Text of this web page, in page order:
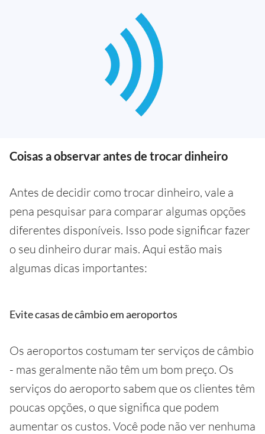
Coisas a observar antes de trocar dinheiro
Antes de decidir como trocar dinheiro, vale a
pena pesquisar para comparar algumas opções
diferentes disponíveis. Isso pode significar fazer
o seu dinheiro durar mais. Aqui estão mais
algumas dicas importantes:
Evite casas de câmbio em aeroportos
Os aeroportos costumam ter serviços de câmbio
- mas geralmente não têm um bom preço. Os
serviços do aeroporto sabem que os clientes têm
poucas opções, o que significa que podem
aumentar os custos. Você pode não ver nenhuma